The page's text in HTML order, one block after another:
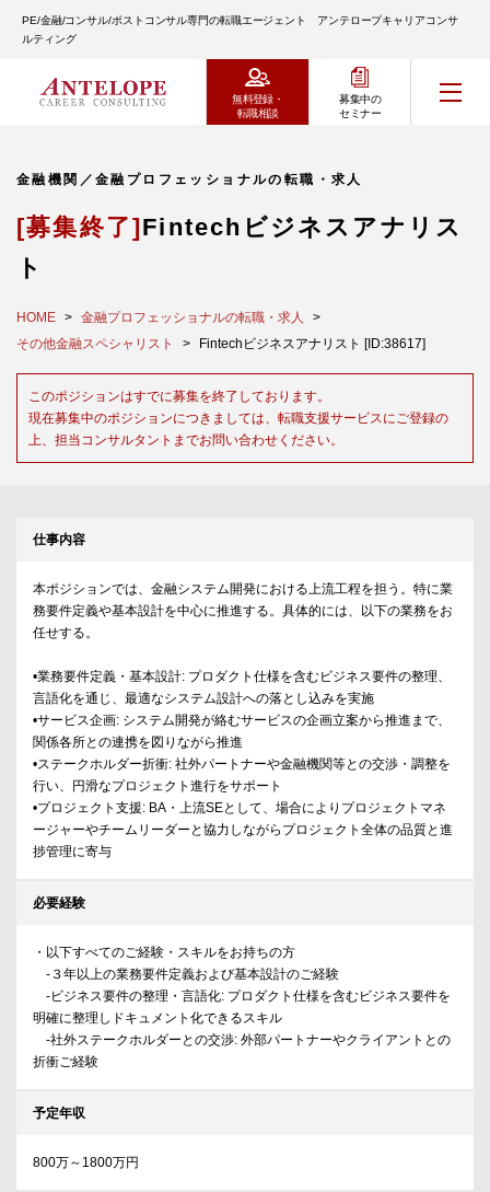
PE/金融/コンサル/ポストコンサル専門の転職エージェント アンテロープキャリアコンサ
ルティング
無料登録・
転職相談
募集中の
セミナー
金融機関／金融プロフェッショナルの転職・求人
[募集終了]Fintechビジネスアナリス
ト
HOME
金融プロフェッショナルの転職・求人
その他金融スペシャリスト
Fintechビジネスアナリスト [ID:38617]
このポジションはすでに募集を終了しております。
現在募集中のポジションにつきましては、転職支援サービスにご登録の
上、担当コンサルタントまでお問い合わせください。
仕事内容
本ポジションでは、金融システム開発における上流工程を担う。特に業
務要件定義や基本設計を中心に推進する。具体的には、以下の業務をお
任せする。
•業務要件定義・基本設計: プロダクト仕様を含むビジネス要件の整理、
言語化を通じ、最適なシステム設計への落とし込みを実施
•サービス企画: システム開発が絡むサービスの企画立案から推進まで、
関係各所との連携を図りながら推進
•ステークホルダー折衝: 社外パートナーや金融機関等との交渉・調整を
行い、円滑なプロジェクト進行をサポート
•プロジェクト支援: BA・上流SEとして、場合によりプロジェクトマネ
ージャーやチームリーダーと協力しながらプロジェクト全体の品質と進
捗管理に寄与
必要経験
・以下すべてのご経験・スキルをお持ちの方
-３年以上の業務要件定義および基本設計のご経験
-ビジネス要件の整理・言語化: プロダクト仕様を含むビジネス要件を
明確に整理しドキュメント化できるスキル
-社外ステークホルダーとの交渉: 外部パートナーやクライアントとの
折衝ご経験
予定年収
800万～1800万円